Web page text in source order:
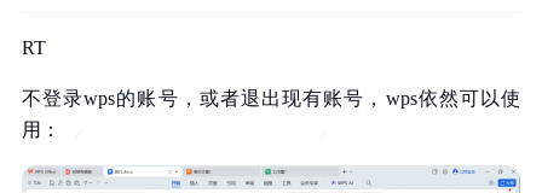
RT
不登录wps的账号，或者退出现有账号，wps依然可以使
用：